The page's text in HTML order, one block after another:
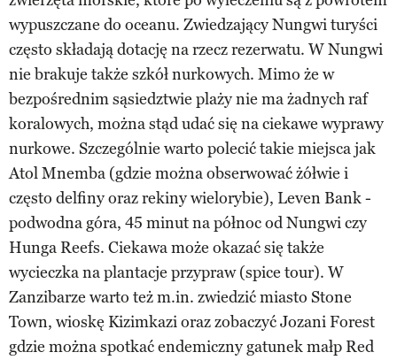
wypuszczane do oceanu. Zwiedzający Nungwi turyści
często składają dotację na rzecz rezerwatu. W Nungwi
nie brakuje także szkół nurkowych. Mimo że w
bezpośrednim sąsiedztwie plaży nie ma żadnych raf
koralowych, można stąd udać się na ciekawe wyprawy
nurkowe. Szczególnie warto polecić takie miejsca jak
Atol Mnemba (gdzie można obserwować żółwie i
często delfiny oraz rekiny wielorybie), Leven Bank -
podwodna góra, 45 minut na północ od Nungwi czy
Hunga Reefs. Ciekawa może okazać się także
wycieczka na plantacje przypraw (spice tour). W
Zanzibarze warto też m.in. zwiedzić miasto Stone
Town, wioskę Kizimkazi oraz zobaczyć Jozani Forest
gdzie można spotkać endemiczny gatunek małp Red